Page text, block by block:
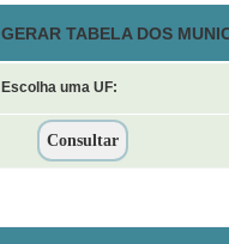
GERAR TABELA DOS
Escolha uma UF: